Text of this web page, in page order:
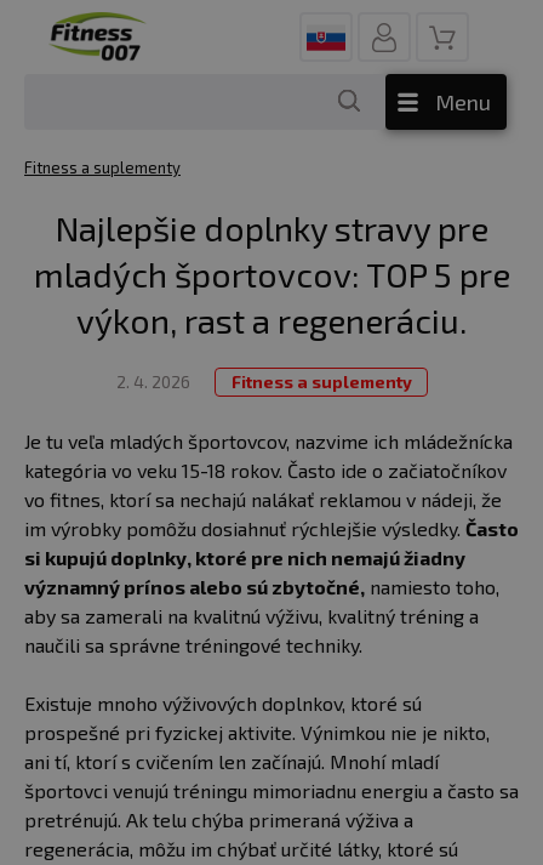
Menu
Fitness a suplementy
Najlepšie doplnky stravy pre
mladých športovcov: TOP 5 pre
výkon, rast a regeneráciu.
2. 4. 2026 Fitness a suplementy
Je tu veľa mladých športovcov, nazvime ich mládežnícka
kategória vo veku 15-18 rokov. Často ide o začiatočníkov
vo fitnes, ktorí sa nechajú nalákať reklamou v nádeji, že
im výrobky pomôžu dosiahnuť rýchlejšie výsledky. Často
si kupujú doplnky, ktoré pre nich nemajú žiadny
významný prínos alebo sú zbytočné, namiesto toho,
aby sa zamerali na kvalitnú výživu, kvalitný tréning a
naučili sa správne tréningové techniky.
Existuje mnoho výživových doplnkov, ktoré sú
prospešné pri fyzickej aktivite. Výnimkou nie je nikto,
ani tí, ktorí s cvičením len začínajú. Mnohí mladí
športovci venujú tréningu mimoriadnu energiu a často sa
pretrénujú. Ak telu chýba primeraná výživa a
regenerácia, môžu im chýbať určité látky, ktoré sú